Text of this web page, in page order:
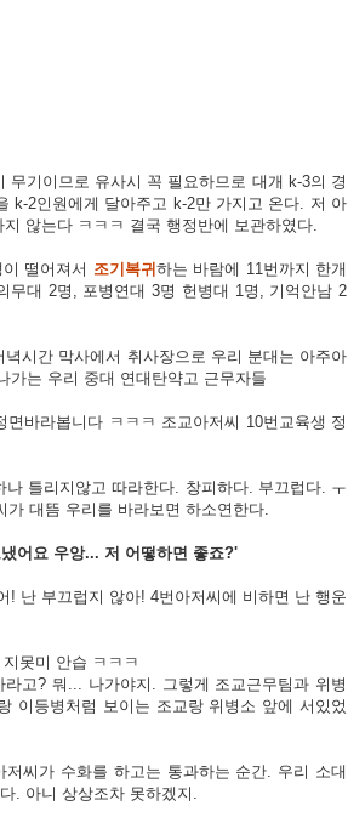
기이므로 유사시 꼭 필요하므로 대개 k-3의 경
k-2인원에게 달아주고 k-2만 가지고 온다. 저 아
않는다 ㅋㅋㅋ 결국 행정반에 보관하였다.
떨어져서 조기복귀하는 바람에 11번까지 한개
무대 2명, 포병연대 3명 헌병대 1명, 기억안남 2
시간 막사에서 취사장으로 우리 분대는 아주아
가는 우리 중대 연대탄약고 근무자들
바라봅니다 ㅋㅋㅋ 조교아저씨 10번교육생 정
틀리지않고 따라한다. 창피하다. 부끄럽다. ㅜ
대뜸 우리를 바라보면 하소연한다.
어요 우앙... 저 어떻하면 좋죠?'
난 부끄럽지 않아! 4번아저씨에 비하면 난 행운
못미 안습 ㅋㅋㅋ
고? 뭐... 나가야지. 그렇게 조교근무팀과 위병
이등병처럼 보이는 조교랑 위병소 앞에 서있었
씨가 수화를 하고는 통과하는 순간. 우리 소대
. 아니 상상조차 못하겠지.